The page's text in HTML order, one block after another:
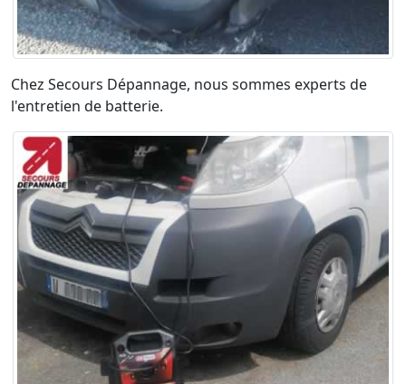
Chez Secours Dépannage, nous sommes experts de
l'entretien de batterie.